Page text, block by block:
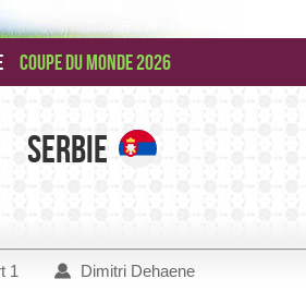
Coupe du monde 2026
Serbie
1 Dimitri Dehaene